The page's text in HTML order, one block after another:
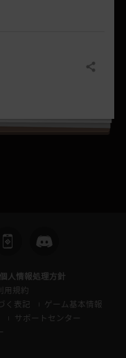
共有する
個人情報処理方針
用規約
く表記
ゲーム基本情報
サポートセンター